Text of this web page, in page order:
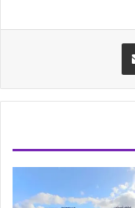
مشاركة عبر البريد